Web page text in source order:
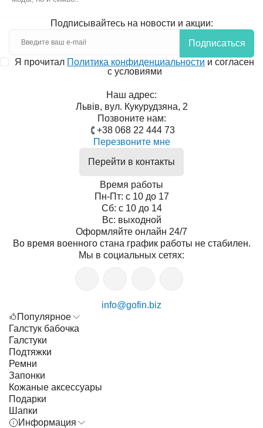
Подписывайтесь на новости и акции:
Подписаться
Я прочитал Политика конфиденциальности и согласен
с условиями
Наш адрес:
Львів, вул. Кукурудзяна, 2
Позвоните нам:
+38 068 22 444 73
Перезвоните мне
Перейти в контакты
Время работы
Пн-Пт: с 10 до 17
Сб: с 10 до 14
Вс: выходной
Оформляйте онлайн 24/7
Во время военного стана график работы не стабилен.
Мы в социальных сетях:
info@gofin.biz
Популярное
Галстук бабочка
Галстуки
Подтяжки
Ремни
Запонки
Кожаные аксессуары
Подарки
Шапки
Информация